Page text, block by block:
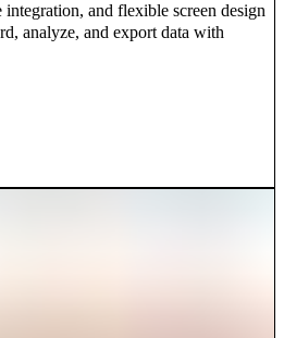
integration, and flexible screen design
analyze, and export data with